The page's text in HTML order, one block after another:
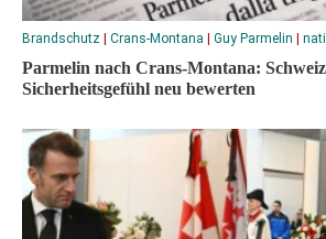
Brandschutz | Crans-Montana | Guy Parmelin |
Parmelin nach Crans-Montana:
Sicherheitsgefühl neu bewerten